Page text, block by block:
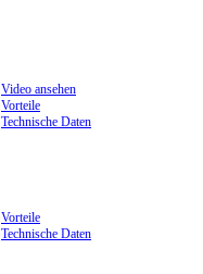
Video ansehen
Vorteile
Technische Daten
Vorteile
Technische Daten